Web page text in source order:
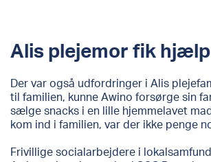
Alis plejemor fik hjælp
Der var også udfordringer i Alis
til familien, kunne Awino forsørge sin
sælge snacks i en lille hjemmelavet
kom ind i familien, var der ikke penge
Frivillige socialarbejdere i